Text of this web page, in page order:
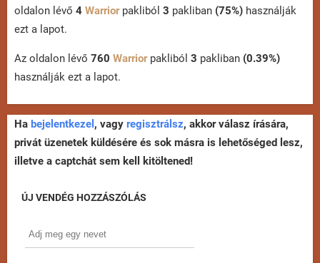
oldalon lévő 4 Warriorpakliból 3 pakliban (75%) használják
ezt a lapot.
Az oldalon lévő 760 Warriorpakliból 3 pakliban (0.39%)
használják ezt a lapot.
Ha bejelentkezel , vagy regisztrálsz, akkor válasz írására,
privát üzenetek küldésére és sok másra is lehetőséged lesz,
illetve a captchát sem kell kitöltened!
ÚJ VENDÉG HOZZÁSZÓLÁS